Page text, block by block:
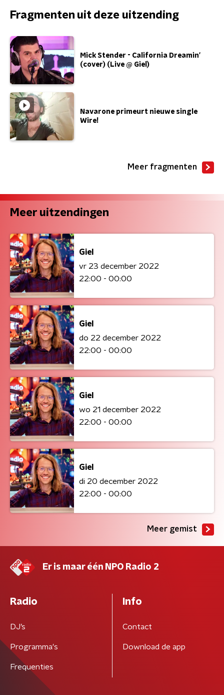
Fragmenten uit deze uitzending
Mick Stender - California Dreamin'
(cover) (Live @ Giel)
Navarone primeurt nieuwe single
Wire!
Meer fragmenten
Meer uitzendingen
Giel
vr 23 december 2022
22:00 - 00:00
Giel
do 22 december 2022
22:00 - 00:00
Giel
wo 21 december 2022
22:00 - 00:00
Giel
di 20 december 2022
22:00 - 00:00
Meer gemist
Er is maar één NPO Radio 2
Radio
DJ’s
Programma's
Frequenties
Info
Contact
Download de app